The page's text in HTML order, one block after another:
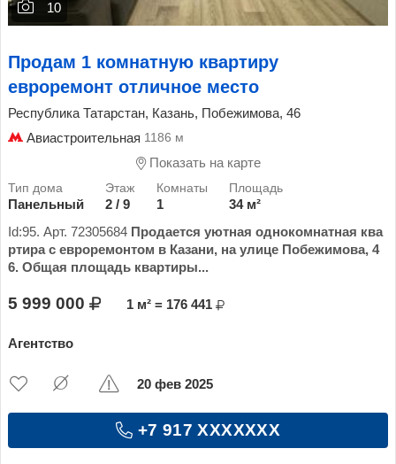
10
Продам 1 комнатную квартиру
евроремонт отличное место
Республика Татарстан, Казань, Побежимова, 46
Авиастроительная 1186 м
Показать на карте
Панельный 2 / 9 1
34 м²
Id:95. Арт. 72305684 Продается уютная однокомнатная ква
ртира с евроремонтом в Казани, на улице Побежимова, 4
6. Общая площадь квартиры...
5 999 000 1 м² = 176 441
Агентство
+7 917 XXXXXXX
20 фев 2025